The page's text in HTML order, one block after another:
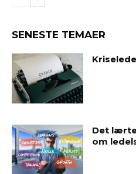
SENESTE TEMAER
Det
om